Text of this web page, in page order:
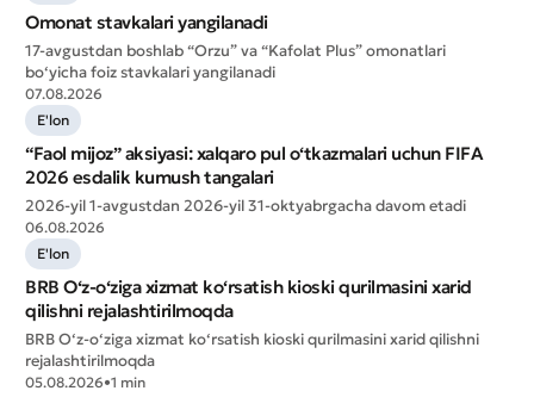
Yomon
Omonat stavkalari yangilanadi
17-avgustdan boshlab “Orzu” va “Kafolat Plus” omonatlari
bo‘yicha foiz stavkalari yangilanadi
07.08.2026
E'lon
“Faol mijoz” aksiyasi: xalqaro pul o‘tkazmalari uchun FIFA
2026 esdalik kumush tangalari
2026-yil 1-avgustdan 2026-yil 31-oktyabrgacha davom etadi
06.08.2026
E'lon
BRB O‘z-o‘ziga xizmat ko‘rsatish kioski qurilmasini xarid
qilishni rejalashtirilmoqda
BRB O‘z-o‘ziga xizmat ko‘rsatish kioski qurilmasini xarid qilishni
rejalashtirilmoqda
05.08.2026•1 min